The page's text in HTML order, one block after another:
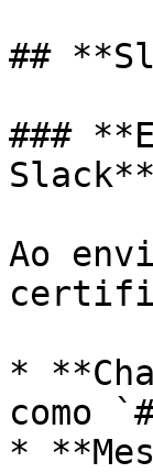
##
###
Slack**
Ao
*
como
*